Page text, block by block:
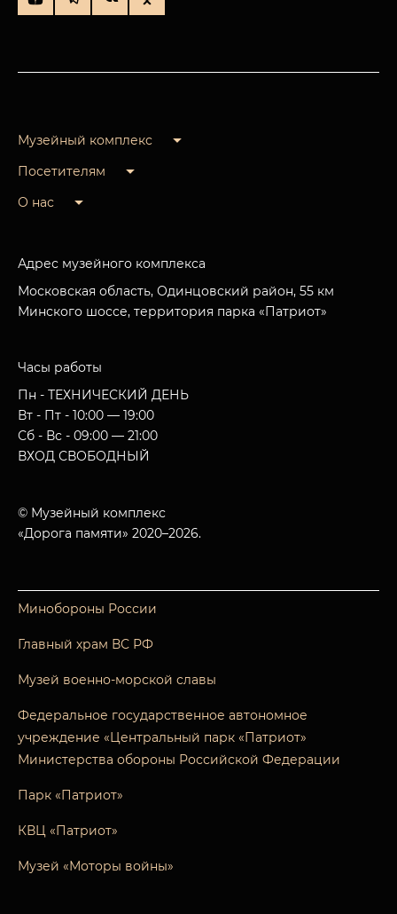
Музейный комплекс
Посетителям
О нас
Адрес музейного комплекса
Московская область, Одинцовский район, 55 км
Минского шоссе, территория парка «Патриот»
Часы работы
Пн - ТЕХНИЧЕСКИЙ ДЕНЬ
Вт - Пт - 10:00 — 19:00
Сб - Вс - 09:00 — 21:00
ВХОД СВОБОДНЫЙ
© Музейный комплекс
«Дорога памяти» 2020–2026.
Минобороны России
Главный храм ВС РФ
Музей военно-морской славы
Федеральное государственное автономное
учреждение «Центральный парк «Патриот»
Министерства обороны Российской Федерации
Парк «Патриот»
КВЦ «Патриот»
Музей «Моторы войны»